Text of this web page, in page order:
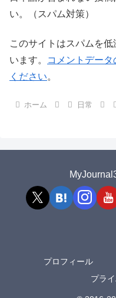
い。（スパム対策）
このサイトはスパムを
います。
コメントデー
ください。
ホーム 日常
プロフィール
プラ